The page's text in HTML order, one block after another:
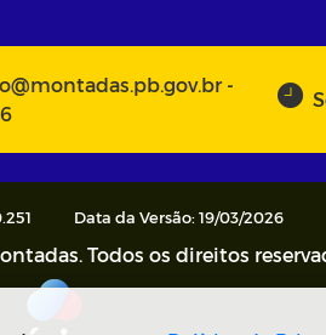
-
Data da Versão: 19/03/2026
Todos os direitos